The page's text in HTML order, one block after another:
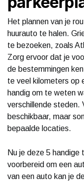
Het plannen van je
huurauto te halen.
te bezoeken, zoals
Zorg ervoor dat je
de bestemmingen
te veel kilometers op
handig om te weten
verschillende steden.
beschikbaar, maar
bepaalde locaties.
Nu je deze 5 handige
voorbereid om een
van een auto kan je